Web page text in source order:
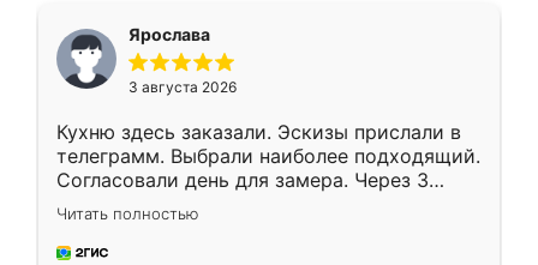
Ярослава
3 августа 2026
Кухню здесь заказали. Эскизы прислали в
телеграмм. Выбрали наиболее подходящий.
Согласовали день для замера. Через 3
недели кухня была уже готова. Остались
довольны работой. Спасибо Ренессанс
мебель за качественную работу!
Читать полностью